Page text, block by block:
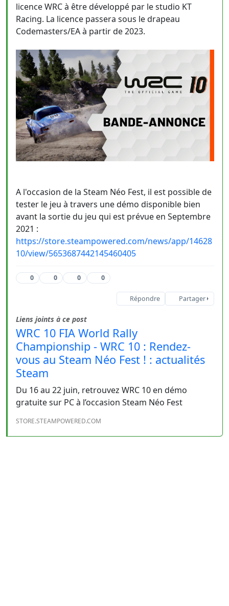
licence WRC à être développé par le studio KT
Racing. La licence passera sous le drapeau
Codemasters/EA à partir de 2023.
A l'occasion de la Steam Néo Fest, il est possible de
tester le jeu à travers une démo disponible bien
avant la sortie du jeu qui est prévue en Septembre
2021 :
https://store.steampowered.com/news/app/14628
10/view/5653687442145460405
0 0 0 0
Répondre Partager
Liens joints à ce post
WRC 10 FIA World Rally
Championship - WRC 10 : Rendez-
vous au Steam Néo Fest ! : actualités
Steam
Du 16 au 22 juin, retrouvez WRC 10 en démo
gratuite sur PC à l’occasion Steam Néo Fest
STORE.STEAMPOWERED.COM